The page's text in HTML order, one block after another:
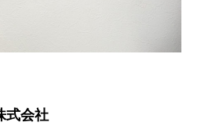
式会社